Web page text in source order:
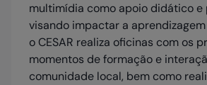
multimídia como apoio didático e
visando impactar a aprendizagem
o CESAR realiza oficinas com os
momentos de formação e
comunidade local, bem como